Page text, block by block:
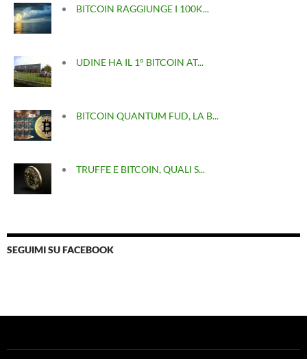
BITCOIN RAGGIUNGE I 100K...
UDINE HA IL 1° BITCOIN AT...
BITCOIN QUANTUM FUD, LA B...
TRUFFE E BITCOIN, QUALI S...
SEGUIMI SU FACEBOOK